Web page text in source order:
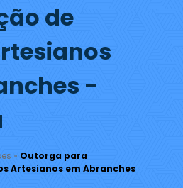
de
-
» Outorga para
Artesianos em Abranches